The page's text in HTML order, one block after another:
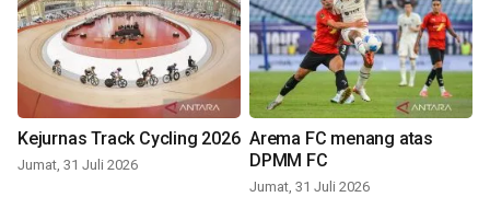
Kejurnas Track Cycling 2026
Jumat, 31 Juli 2026
Arema FC menang atas
DPMM FC
Jumat, 31 Juli 2026